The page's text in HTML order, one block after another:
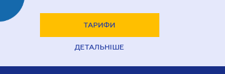
ТАРИФИ
ДЕТАЛЬНІШЕ